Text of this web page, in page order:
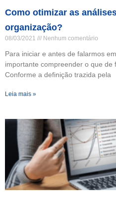
Como otimizar as
organização?
08/03/2021 Nenhum comentário
Para iniciar e antes de falarmos
importante compreender o que de
Conforme a definição trazida pela
Leia mais »